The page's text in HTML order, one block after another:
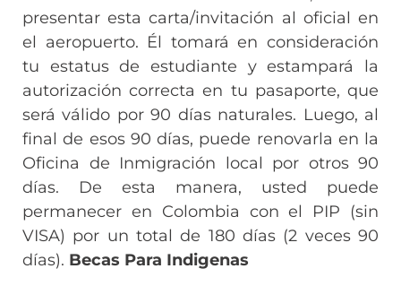
presentar esta carta/invitación al oficial en
el aeropuerto. Él tomará en consideración
tu estatus de estudiante y estampará la
autorización correcta en tu pasaporte, que
será válido por 90 días naturales. Luego, al
final de esos 90 días, puede renovarla en la
Oficina de Inmigración local por otros 90
días. De esta manera, usted puede
permanecer en Colombia con el PIP (sin
VISA) por un total de 180 días (2 veces 90
días). Becas Para Indigenas